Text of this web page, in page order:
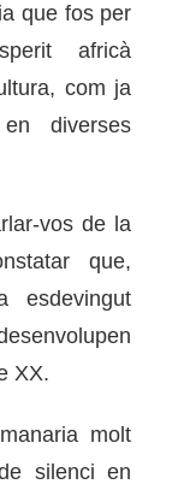
que fos per
africà
com ja
diverses
vos de la
que,
esdevingut
XX.
molt
silenci en